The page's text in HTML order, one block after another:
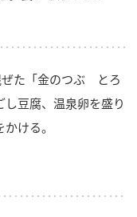
ぜた「金のつぶ とろ
し豆腐、温泉卵を盛り
ける。